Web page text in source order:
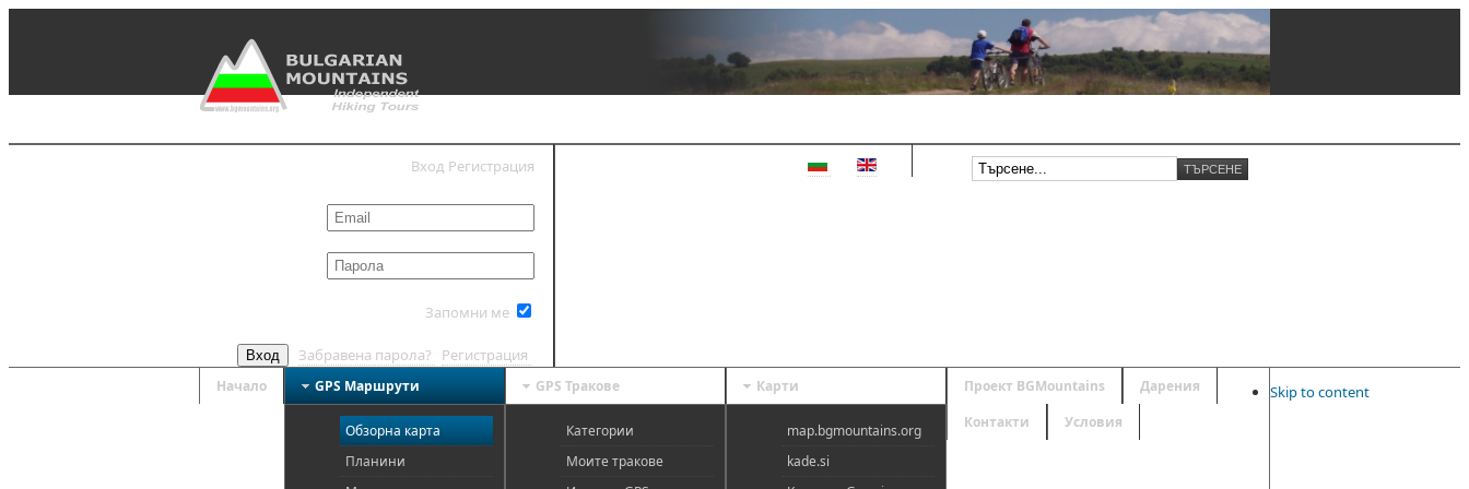
Вход Регистрация
Запомни ме
Вход Забравена парола? Регистрация
Начало GPS Mаршрути
Обзорна карта
Планини
GPS Тракове
Категории
Моите тракове
Карти
map.bgmountains.org
kade.si
Проект BGMountains
Дарения
Контакти
Условия
Skip to content